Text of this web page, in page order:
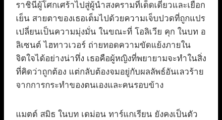
ราชินีผู้โศกเศร้าไปสู่ผู้นำสงครามที่เด็ดเดี่ยวและเยือก
เย็น สายตาของเธอเต็มไปด้วยความเจ็บปวดที่ถูกแปร
เปลี่ยนเป็นความมุ่งมั่น ในขณะที่ โอลิเวีย คุก ในบท อ
ลิเซนต์ ไฮทาวเวอร์ ถ่ายทอดความขัดแย้งภายใน
จิตใจได้อย่างน่าทึ่ง เธอคือผู้หญิงที่พยายามจะทำในสิ่ง
ที่คิดว่าถูกต้อง แต่กลับต้องจมอยู่กับผลลัพธ์อันเลวร้าย
จากการกระทำของตนเองและคนรอบข้าง
แมตต์ สมิธ ในบท เดม่อน ทาร์แกเรียน ยังคงเป็นตัว